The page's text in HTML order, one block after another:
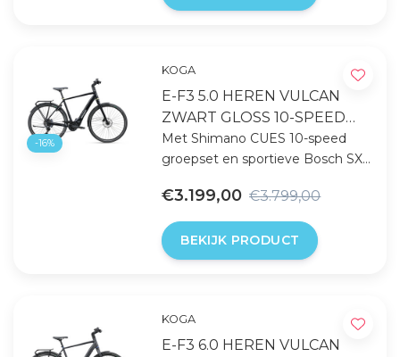
-16%
KOGA
E-F3 5.0 HEREN VULCAN
ZWART GLOSS 10-SPEED
400 WH
Met Shimano CUES 10-speed
groepset en sportieve Bosch SX
deze e-bike een soepele en
efficiënte rijervaring op elke rit.
€3.199,00 €3.799,00
BEKIJK PRODUCT
KOGA
E-F3 6.0 HEREN VULCAN